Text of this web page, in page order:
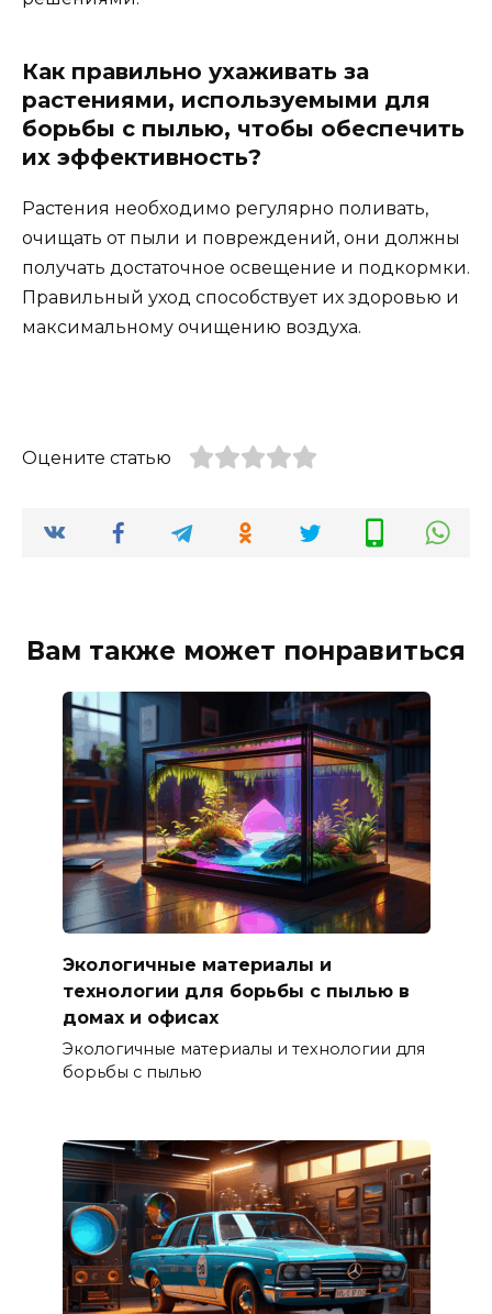
Как правильно ухаживать за
растениями, используемыми для
борьбы с пылью, чтобы обеспечить
их эффективность?
Растения необходимо регулярно поливать,
очищать от пыли и повреждений, они должны
получать достаточное освещение и подкормки.
Правильный уход способствует их здоровью и
максимальному очищению воздуха.
Оцените статью
Вам также может понравиться
Экологичные материалы и
технологии для борьбы с пылью в
домах и офисах
Экологичные материалы и технологии для
борьбы с пылью